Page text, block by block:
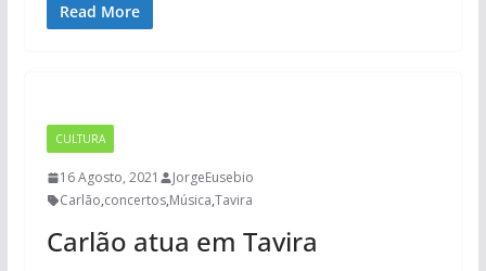
Read More
CULTURA
16 Agosto, 2021
JorgeEusebio
Carlão,concertos,Música,Tavira
Carlão atua em Tavira